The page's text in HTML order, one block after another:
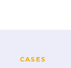
CASES